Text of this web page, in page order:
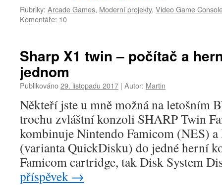
Rubriky: Arcade Games, Moderní projekty, Video Game
Komentáře: 10
Sharp X1 twin – počítač a
jednom
Publikováno29. listopadu 2017 | Autor: Martin
Někteří jste u mně možná na letošním
trochu zvláštní konzoli SHARP Twin
kombinuje Nintendo Famicom (NES)
(varianta QuickDisku) do jedné herní
Famicom cartridge, tak Disk System
příspěvek →